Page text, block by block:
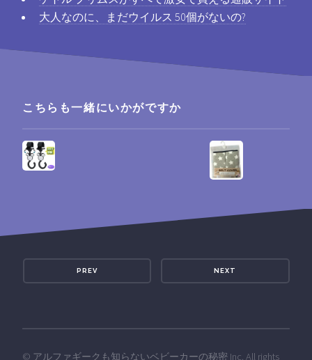
大人なのに、まだウイルス 50個がないの?
こちらも一緒にいかがですか
PREV NEXT
© アルファギークも知らないベビーカーの秘密 Inc. All rights